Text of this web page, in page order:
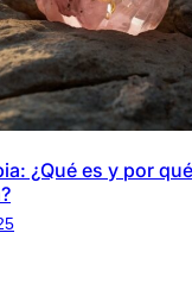
¿Qué es y por